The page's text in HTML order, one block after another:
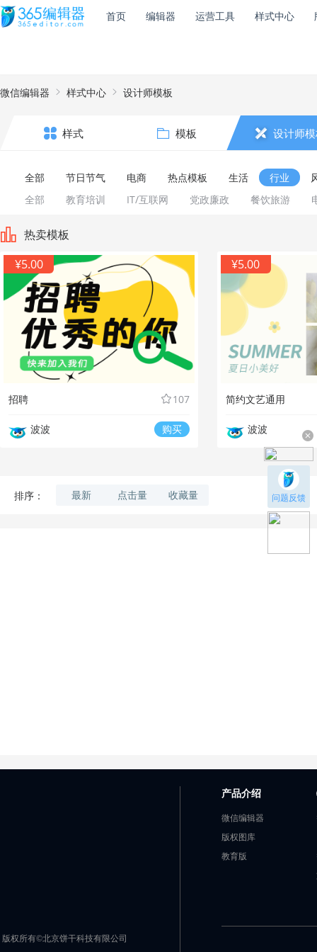
首页 编辑器 运营工具 样式中心
微信编辑器 样式中心 设计师模板
样式 模板 设计师
全部 节日节气 电商 热点模板 生活
行业
全部
教育培训 IT/互联网 党政廉政 餐饮旅游
热卖模板
¥5.00
招聘 107
波波 购买
¥5.00
简约文艺通用
波波
排序： 最新 点击量 收藏量
版权所有©北京饼干科技有限公司
产品介绍
微信编辑器
版权图库
教育版
问题反馈